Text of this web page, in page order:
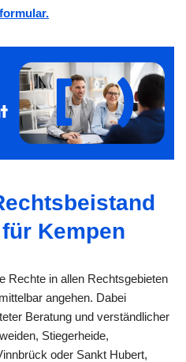
Kempen
Rechte in allen Rechtsgebieten
angehen. Dabei
Beratung und verständlicher
Stiegerheide,
oder Sankt Hubert,